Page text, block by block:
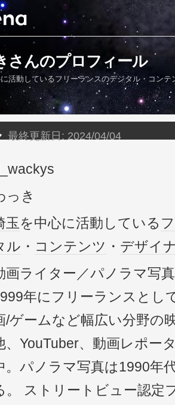
さんのプロフィール
活動しているフリーランスのデジタル・コンテ
最終更新日: 2024/04/04
っき
玉を中心に活動している
ル ・ コンテンツ ・ デザイ
画ライター／パノラマ写
年にフリーランスとし
/ゲームなど幅広い分野の
、YouTuber、動画レポー
。パノラマ写真は1990年
。 ストリートビュー認定